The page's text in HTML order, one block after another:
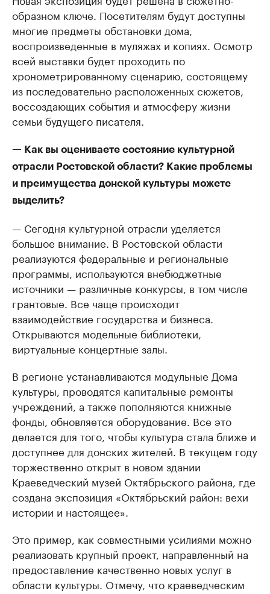
образном ключе. Посетителям будут доступны
многие предметы обстановки дома,
воспроизведенные в муляжах и копиях. Осмотр
всей выставки будет проходить по
хронометрированному сценарию, состоящему
из последовательно расположенных сюжетов,
воссоздающих события и атмосферу жизни
семьи будущего писателя.
— Как вы оцениваете состояние культурной
отрасли Ростовской области? Какие проблемы
и преимущества донской культуры можете
выделить?
— Сегодня культурной отрасли уделяется
большое внимание. В Ростовской области
реализуются федеральные и региональные
программы, используются внебюджетные
источники — различные конкурсы, в том числе
грантовые. Все чаще происходит
взаимодействие государства и бизнеса.
Открываются модельные библиотеки,
виртуальные концертные залы.
В регионе устанавливаются модульные Дома
культуры, проводятся капитальные ремонты
учреждений, а также пополняются книжные
фонды, обновляется оборудование. Все это
делается для того, чтобы культура стала ближе и
доступнее для донских жителей. В текущем году
торжественно открыт в новом здании
Краеведческий музей Октябрьского района, где
создана экспозиция «Октябрьский район: вехи
истории и настоящее».
Это пример, как совместными усилиями можно
реализовать крупный проект, направленный на
предоставление качественно новых услуг в
области культуры. Отмечу, что краеведческим